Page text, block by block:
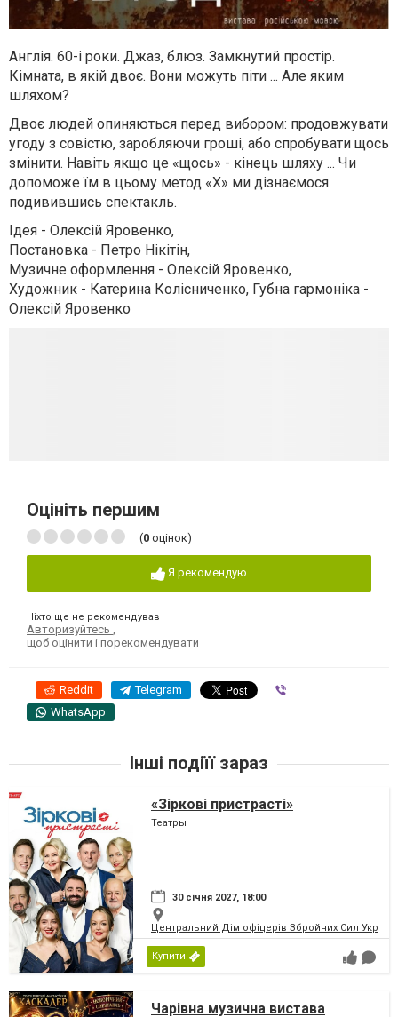
Англія. 60-і роки. Джаз, блюз. Замкнутий простір.
Кімната, в якій двоє. Вони можуть піти ... Але яким
шляхом?
Двоє людей опиняються перед вибором: продовжувати
угоду з совістю, заробляючи гроші, або спробувати щось
змінити. Навіть якщо це «щось» - кінець шляху ... Чи
допоможе їм в цьому метод «Х» ми дізнаємося
подивившись спектакль.
Ідея - Олексій Яровенко,
Постановка - Петро Нікітін,
Музичне оформлення - Олексій Яровенко,
Художник - Катерина Колісниченко, Губна гармоніка -
Олексій Яровенко
Оцініть першим
(0 оцінок)
Я рекомендую
Ніхто ще не рекомендував
Авторизуйтесь
щоб оцінити і порекомендувати
Reddit Telegram
WhatsApp
Інші подіїї зараз
«Зіркові пристрасті»
Театры
30 січня 2027, 18:00
Центральний Дім офіцерів Збройних Сил
Купити
Чарівна музична вистава